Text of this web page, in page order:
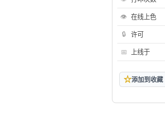
👁 在线上色
🔒 许可
📅 上线于
☆添加到收藏